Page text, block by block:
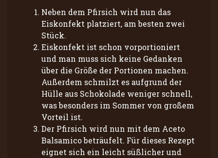
Neben dem Pfirsich wird nun das
Eiskonfekt platziert, am besten zwei
Stück.
Eiskonfekt ist schon vorportioniert
und man muss sich keine Gedanken
über die Größe der Portionen machen.
Außerdem schmilzt es aufgrund der
Hülle aus Schokolade weniger schnell,
was besonders im Sommer von großem
Vorteil ist.
Der Pfirsich wird nun mit dem Aceto
Balsamico beträufelt. Für dieses Rezept
eignet sich ein leicht süßlicher und